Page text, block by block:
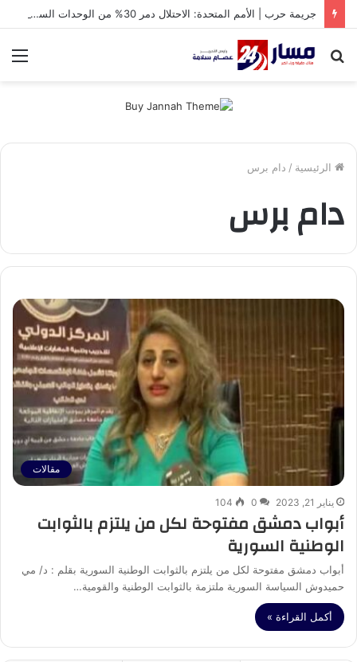
جريمة حرب | الأمم المتحدة: الاحتلال دمر 30% من الوحدات السكنية في غزة
بحث
الرئيسية / دام برس
دام برس
مقالات
يناير 21, 2023 0
104
أبواب دمشق مفتوحة لكل من يلتزم بالثوابت
الوطنية السورية
أبواب دمشق مفتوحة لكل من يلتزم بالثوابت الوطنية السورية بقلم : د/ مي
حميدوش السياسة السورية ملتزمة بالثوابت الوطنية والقومية…
أكمل القراءة »